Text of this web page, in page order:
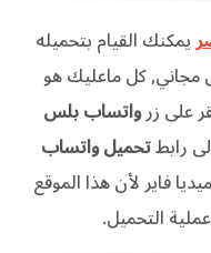
يمكنك القيام بتحميله
مجاني, كل ماعليك هو
على زرواتساب بلس
رابطتحميل واتساب
فاير لأن هذا الموقع
التحميل.